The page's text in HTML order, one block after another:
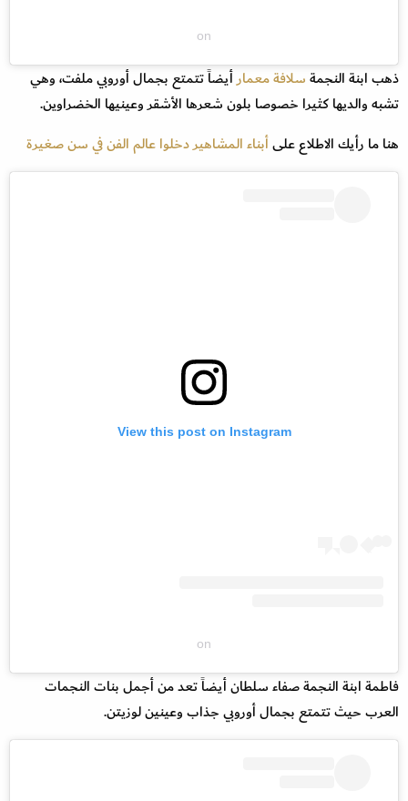
on
ذهب ابنة النجمةسلافة معمارأيضاً تتمتع بجمال أوروبي ملفت، وهي
تشبه والديها كثيرا خصوصا بلون شعرها الأشقر وعينيها الخضراوين.
هنا ما رأيك الاطلاع علىأبناء المشاهير دخلوا عالم الفن في سن صغيرة
View this post on Instagram
on
فاطمة ابنة النجمة صفاء سلطان أيضاً تعد من أجمل بنات النجمات
العرب حيث تتمتع بجمال أوروبي جذاب وعينين لوزيتن.